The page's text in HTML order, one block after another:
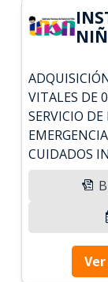
VITALES DE
SERVICIO
CUIDADOS